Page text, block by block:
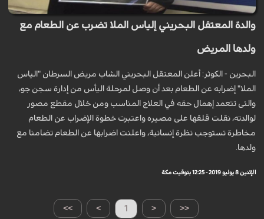
والدة المعتقل البحريني إلياس الملا تضرب عن الطعام مع
ولدها المريض
البحرين - الكوثر: أعلن المعتقل البحريني الشاب مريض السرطان "الياس
الملا" إضرابه عن الطعام بعد أن وصل لمرحلة اليأس من إدارة سجن جو،
والتى تتعمد إهمال حقه في العلاج المناسب ومن خلال مقطع مصور
لوالدته، نقلت قلقها على مصيره واعتبرت خطوة الإضراب عن الطعام
مخاطرة تستوجب نظرة إنسانية، واعلنت اضرابها عن الطعام تضامنا مع
ولدها.
الإثنين 8 يوليو 2019 - 12:25 بتوقيت مكة
>> > 1 < <<